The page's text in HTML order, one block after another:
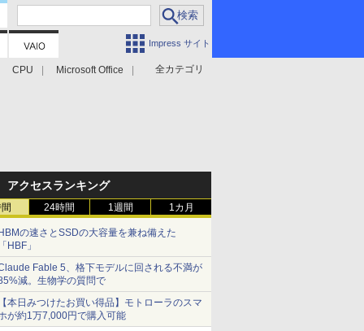
Impress サイト
全カテゴリ
CPU Microsoft Office
アクセスランキング
24時間 1週間 1カ月
の速さとSSDの大容量を兼ね備えた
HBF」
Fable 5、格下モデルに回される不満が
減。生物学の質問で
本日みつけたお買い得品】モトローラのスマ
が約1万7,000円で購入可能